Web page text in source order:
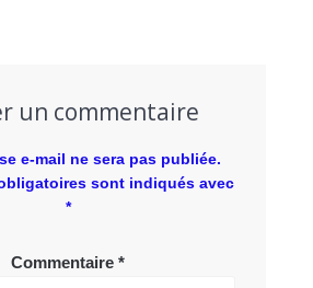
un commentaire
e-mail ne sera pas publiée.
sont indiqués avec
*
Commentaire *